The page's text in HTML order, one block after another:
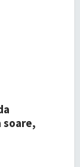
soare,